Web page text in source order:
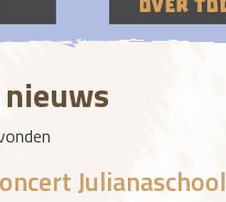
Julianaschool